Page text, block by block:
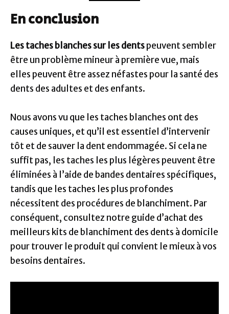
En conclusion
Les taches blanches sur les dentspeuvent sembler
être un problème mineur à première vue, mais
elles peuvent être assez néfastes pour la santé des
dents des adultes et des enfants.
Nous avons vu que les taches blanches ont des
causes uniques, et qu’il est essentiel d’intervenir
tôt et de sauver la dent endommagée. Si cela ne
suffit pas, les taches les plus légères peuvent être
éliminées à l’aide de bandes dentaires spécifiques,
tandis que les taches les plus profondes
nécessitent des procédures de blanchiment. Par
conséquent, consultez notre guide d’achat des
meilleurs kits de blanchiment des dents à domicile
pour trouver le produit qui convient le mieux à vos
besoins dentaires.